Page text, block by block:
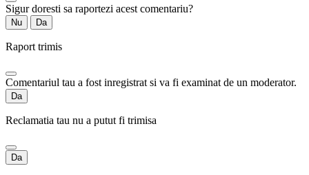
Sigur doresti sa raportezi acest comentariu?
Nu Da
Raport trimis
Comentariul tau a fost inregistrat si va fi examinat de un moderator.
Da
Reclamatia tau nu a putut fi trimisa
Da